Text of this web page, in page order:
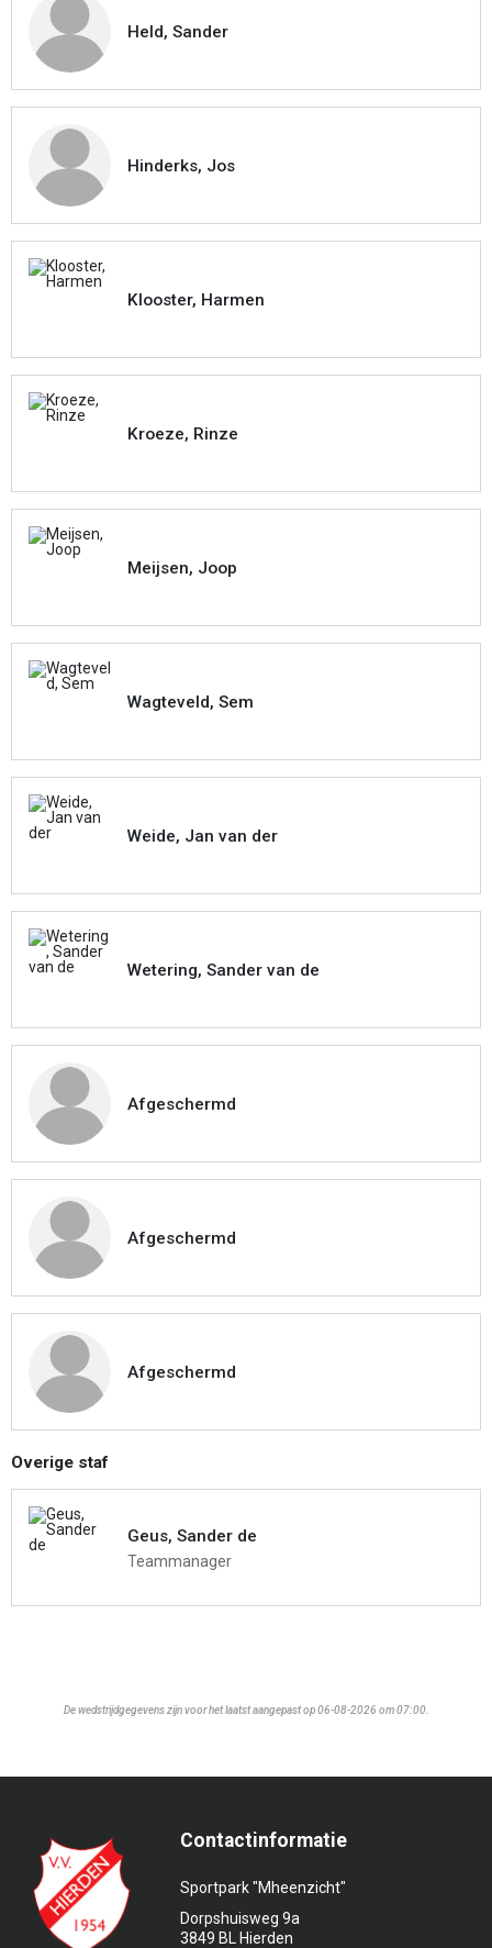
Held, Sander
Hinderks, Jos
Klooster, Harmen
Kroeze, Rinze
Meijsen, Joop
Wagteveld, Sem
Weide, Jan van der
Wetering, Sander van de
Afgeschermd
Afgeschermd
Afgeschermd
Overige staf
Geus, Sander de
Teammanager
De wedstrijdgegevens zijn voor het laatst aangepast op 06-08-2026 om 07:00.
Contactinformatie
Sportpark "Mheenzicht"
Dorpshuisweg 9a
3849 BL Hierden